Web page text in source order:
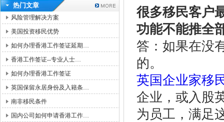
热门文章
风险管理解决方案
美国投资移民优势
如何办理香港工作签证延期…
香港工作签证--专业人士…
如何办理香港工作签证
英国保留永居身份及入籍条…
南非移民条件
国内公司如何申请香港工作…
很多移民客户
功能不能推全
答：如果在没
的。
英国企业家移
企业，或入股
为员工，满足